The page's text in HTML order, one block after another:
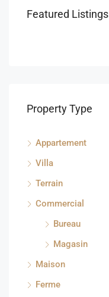
Featured Listings
Property Type
Appartement
Villa
Terrain
Commercial
Bureau
Magasin
Maison
Ferme